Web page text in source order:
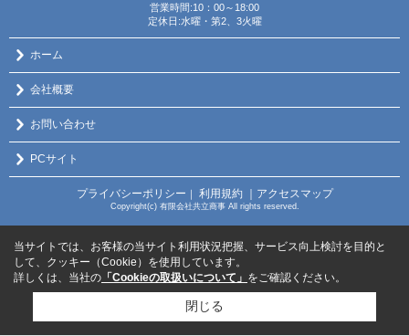
営業時間:10：00～18:00
定休日:水曜・第2、3火曜
ホーム
会社概要
お問い合わせ
PCサイト
プライバシーポリシー ｜ 利用規約 ｜アクセスマップ
Copyright(c) 有限会社共立商事 All rights reserved.
当サイトでは、お客様の当サイト利用状況把握、サービス向上検討を目的と
して、クッキー（Cookie）を使用しています。
詳しくは、当社の 「Cookieの取扱いについて」 をご確認ください。
閉じる